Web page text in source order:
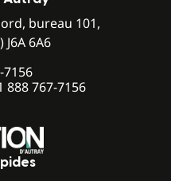
bureau 101,
J6A 6A6
7156
888 767-7156